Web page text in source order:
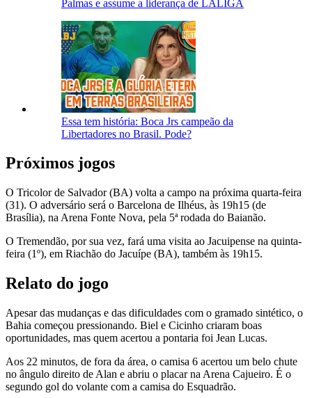
Palmas e assume a liderança de LALIGA
Essa tem história: Boca Jrs campeão da
Libertadores no Brasil. Pode?
Próximos jogos
O Tricolor de Salvador (BA) volta a campo na próxima quarta-feira
(31). O adversário será o Barcelona de Ilhéus, às 19h15 (de
Brasília), na Arena Fonte Nova, pela 5ª rodada do Baianão.
O Tremendão, por sua vez, fará uma visita ao Jacuipense na quinta-
feira (1º), em Riachão do Jacuípe (BA), também às 19h15.
Relato do jogo
Apesar das mudanças e das dificuldades com o gramado sintético, o
Bahia começou pressionando. Biel e Cicinho criaram boas
oportunidades, mas quem acertou a pontaria foi Jean Lucas.
Aos 22 minutos, de fora da área, o camisa 6 acertou um belo chute
no ângulo direito de Alan e abriu o placar na Arena Cajueiro. É o
segundo gol do volante com a camisa do Esquadrão.